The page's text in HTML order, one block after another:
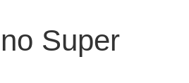
Super